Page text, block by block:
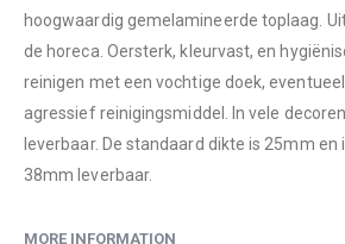
hoogwaardig gemelamineerde toplaag.
de horeca. Oersterk, kleurvast, en
reinigen met een vochtige doek,
agressief reinigingsmiddel. In vele
leverbaar. De standaard dikte is 25mm en
38mm leverbaar.
MORE INFORMATION